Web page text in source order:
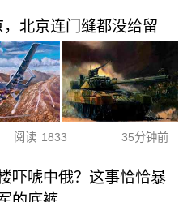
北京连门缝都没给留
阅读 1833 35分钟前
吓唬中俄？这事恰恰暴